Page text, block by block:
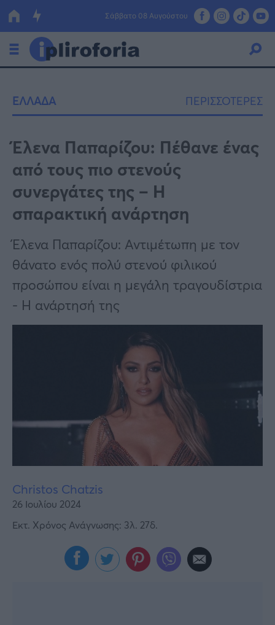
Σάββατο 08 Αυγούστου
Οικονομία
Πολιτική
Τράπεζες
Επιδοτήσεις
ΕΣΠΑ
Κόσμος
Lifestyle
Αθλητικά
Υγεία
Γυναίκα
ΕΛΛΑΔΑ ΠΕΡΙΣΣΟΤΕΡΕΣ
Έλενα Παπαρίζου: Πέθανε ένας
από τους πιο στενούς
συνεργάτες της – Η
σπαρακτική ανάρτηση
Έλενα Παπαρίζου: Αντιμέτωπη με τον
θάνατο ενός πολύ στενού φιλικού
προσώπου είναι η μεγάλη τραγουδίστρια
- Η ανάρτησή της
Christos Chatzis
26 Ιουλίου 2024
Εκτ. Χρόνος Ανάγνωσης: 3λ. 27δ.